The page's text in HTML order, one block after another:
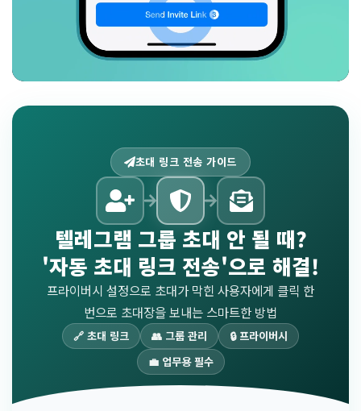
초대 링크 전송 가이드
텔레그램 그룹 초대 안 될 때?
'자동 초대 링크 전송'으로 해결!
프라이버시 설정으로 초대가 막힌 사용자에게 클릭 한
번으로 초대장을 보내는 스마트한 방법
🔗 초대 링크 👥 그룹 관리
🔒 프라이버시
💼 업무용 필수